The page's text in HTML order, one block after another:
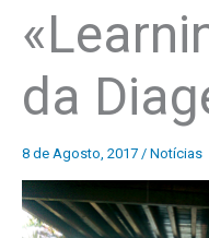
da
8 de Agosto, 2017 / Notícias